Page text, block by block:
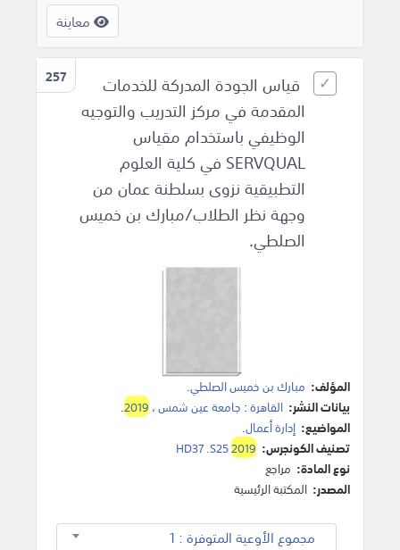
معاينة
257
قياس الجودة المدركة للخدمات
المقدمة في مركز التدريب والتوجيه
الوظيفي باستخدام مقياس
SERVQUAL في كلية العلوم
التطبيقية نزوى بسلطنة عمان من
وجهة نظر الطلاب/مبارك بن خميس
الصلطي.
المؤلف: مبارك بن خميس الصلطي.
بيانات النشر: القاهرة: جامعة عين شمس،2019
.
المواضيع: إدارة أعمال.
تصنيف الكونجرس:
HD37 .S252019
نوع المادة: مراجع
المصدر: المكتبة الرئيسية
مجموع الأوعية المتوفرة : 1